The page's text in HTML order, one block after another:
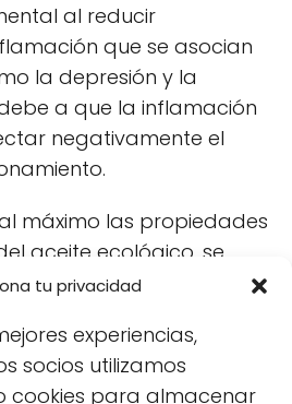
tu privacidad
experiencias,
socios utilizamos
cookies para almacenar
al reducir
que se asocian
la depresión y la
a que la inflamación
negativamente el
máximo las propiedades
aceite ecológico, se
salsas y guisos.
aderezo en platos fríos.